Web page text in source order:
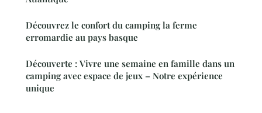
Découvrez le confort du camping la ferme
erromardie au pays basque
Découverte : Vivre une semaine en famille dans un
camping avec espace de jeux – Notre expérience
unique